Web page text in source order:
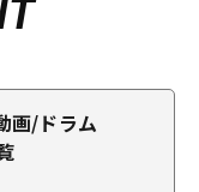
画/ドラム